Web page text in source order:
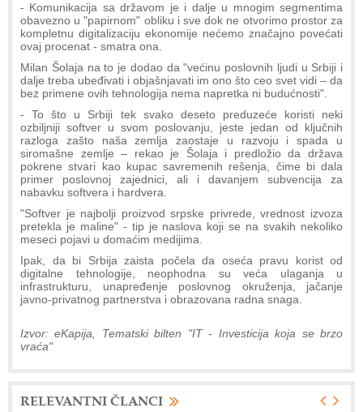
- Komunikacija sa državom je i dalje u mnogim segmentima
obavezno u "papirnom" obliku i sve dok ne otvorimo prostor za
kompletnu digitalizaciju ekonomije nećemo značajno povećati
ovaj procenat - smatra ona.
Milan Šolaja na to je dodao da "većinu poslovnih ljudi u Srbiji i
dalje treba ubeđivati i objašnjavati im ono što ceo svet vidi – da
bez primene ovih tehnologija nema napretka ni budućnosti".
- To što u Srbiji tek svako deseto preduzeće koristi neki
ozbiljniji softver u svom poslovanju, jeste jedan od ključnih
razloga zašto naša zemlja zaostaje u razvoju i spada u
siromašne zemlje – rekao je Šolaja i predložio da država
pokrene stvari kao kupac savremenih rešenja, čime bi dala
primer poslovnoj zajednici, ali i davanjem subvencija za
nabavku softvera i hardvera.
"Softver je najbolji proizvod srpske privrede, vrednost izvoza
pretekla je maline" - tip je naslova koji se na svakih nekoliko
meseci pojavi u domaćim medijima.
Ipak, da bi Srbija zaista počela da oseća pravu korist od
digitalne tehnologije, neophodna su veća ulaganja u
infrastrukturu, unapređenje poslovnog okruženja, jačanje
javno-privatnog partnerstva i obrazovana radna snaga.
Izvor: eKapija, Tematski bilten "IT - Investicija koja se brzo
vraća"
RELEVANTNI ČLANCI